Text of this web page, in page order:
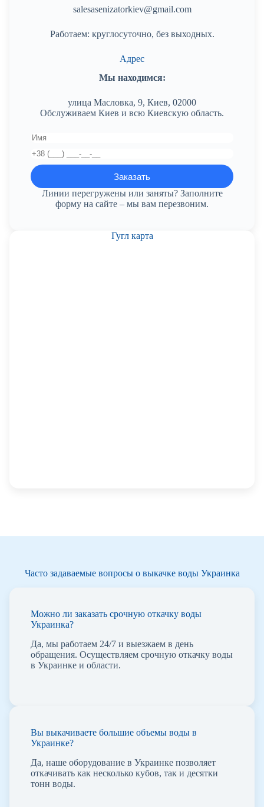
salesasenizatorkiev@gmail.com
Работаем: круглосуточно, без выходных.
Адрес
Мы находимся:
улица Масловка, 9, Киев, 02000
Обслуживаем Киев и всю Киевскую область.
Линии перегружены или заняты? Заполните
форму на сайте – мы вам перезвоним.
Гугл карта
Часто задаваемые вопросы о выкачке воды Украинка
Можно ли заказать срочную откачку воды
Украинка?
Да, мы работаем 24/7 и выезжаем в день
обращения. Осуществляем срочную откачку воды
в Украинке и области.
Вы выкачиваете большие объемы воды в
Украинке?
Да, наше оборудование в Украинке позволяет
откачивать как несколько кубов, так и десятки
тонн воды.